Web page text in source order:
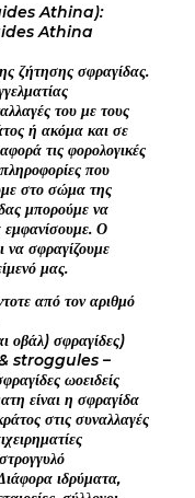
Athina):
Athina
ζήτησης σφραγίδας.
του με τους
ή ακόμα και σε
τις φορολογικές
που
στο σώμα της
μπορούμε να
εμφανίσουμε. Ο
να σφραγίζουμε
μας.
από τον αριθμό
οβάλ) σφραγίδες)
stroggules –
ωοειδείς
είναι η σφραγίδα
στις συναλλαγές
ιδρύματα,